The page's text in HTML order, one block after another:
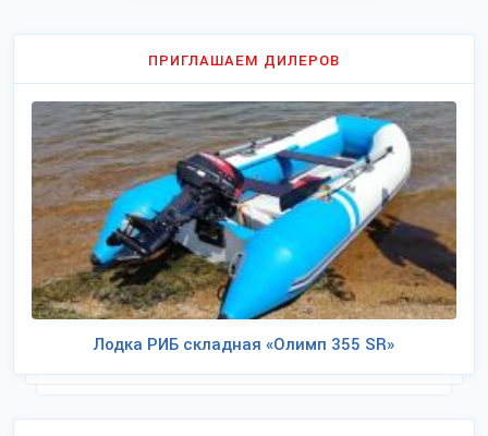
ПРИГЛАШАЕМ ДИЛЕРОВ
Лодка РИБ складная «Олимп 355 SR»